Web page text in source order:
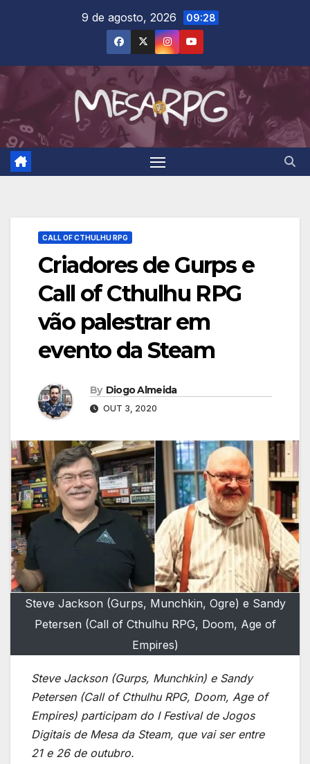
9 de agosto, 2026 09:28
CALL OF CTHULHU RPG
Criadores de Gurps e
Call of Cthulhu RPG
vão palestrar em
evento da Steam
By Diogo Almeida
OUT 3, 2020
Steve Jackson (Gurps, Munchkin, Ogre) e Sandy
Petersen (Call of Cthulhu RPG, Doom, Age of
Empires)
Steve Jackson (Gurps, Munchkin) e Sandy
Petersen (Call of Cthulhu RPG, Doom, Age of
Empires) participam do I Festival de Jogos
Digitais de Mesa da Steam, que vai ser entre
21 e 26 de outubro.